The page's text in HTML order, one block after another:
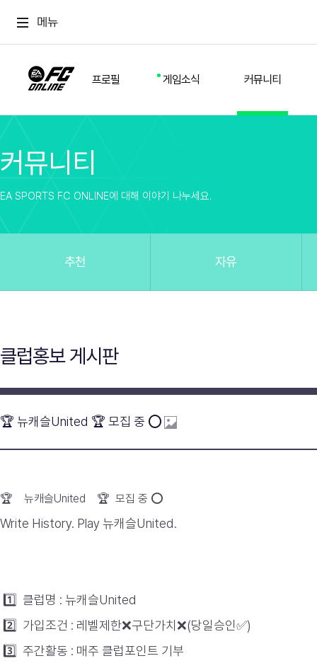
메뉴
프로필 게임소식 커뮤니티
스쿼드
커뮤니티
방명록
업데이트
유저 가이드
게임 플레이 버그 제보
커뮤니티
EA SPORTS FC ONLINE에 대해 이야기 나누세요.
추천 자유
클럽홍보 게시판
🏆 뉴캐슬United 🏆 모집 중 ⭕
🏆 뉴캐슬United 🏆 모집 중 ⭕
Write History. Play 뉴캐슬United.
1️⃣ 클럽명 : 뉴캐슬United
2️⃣ 가입조건 : 레벨제한❌구단가치 ❌(당일승인✅)
3️⃣ 주간활동 : 매주 클럽포인트 기부